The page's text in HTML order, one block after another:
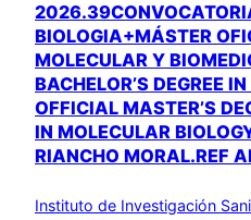
BIOLOGIA+MÁSTER
MOLECULAR Y
BACHELOR’S DEGREE
OFFICIAL MASTER’S
IN MOLECULAR
RIANCHO MORAL.REF
Instituto de Investigación